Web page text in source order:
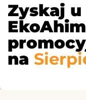
Zyskaj u
na